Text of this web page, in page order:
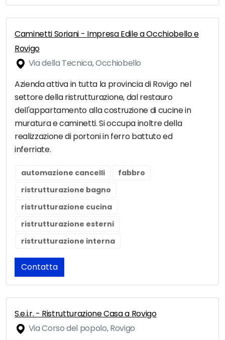
Caminetti Soriani - Impresa Edile a Occhiobello e
Rovigo
Via della Tecnica, Occhiobello
Azienda attiva in tutta la provincia di Rovigo nel
settore della ristrutturazione, dal restauro
dell'appartamento alla costruzione di cucine in
muratura e caminetti. Si occupa inoltre della
realizzazione di portoni in ferro battuto ed
inferriate.
automazione cancelli
fabbro
ristrutturazione bagno
ristrutturazione cucina
ristrutturazione esterni
ristrutturazione interna
Contatta
S.e.i.r. - Ristrutturazione Casa a Rovigo
Via Corso del popolo, Rovigo